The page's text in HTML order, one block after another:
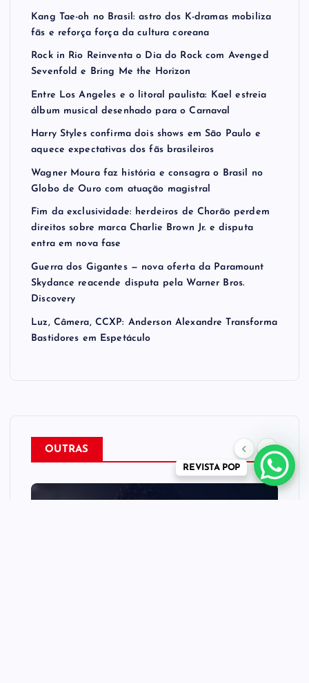
Kang Tae-oh no Brasil: astro dos K-dramas mobiliza
fãs e reforça força da cultura coreana
Rock in Rio Reinventa o Dia do Rock com Avenged
Sevenfold e Bring Me the Horizon
Entre Los Angeles e o litoral paulista: Kael estreia
álbum musical desenhado para o Carnaval
Harry Styles confirma dois shows em São Paulo e
aquece expectativas dos fãs brasileiros
Wagner Moura faz história e consagra o Brasil no
Globo de Ouro com atuação magistral
Fim da exclusividade: herdeiros de Chorão perdem
direitos sobre marca Charlie Brown Jr. e disputa
entra em nova fase
Guerra dos Gigantes — nova oferta da Paramount
Skydance reacende disputa pela Warner Bros.
Discovery
Luz, Câmera, CCXP: Anderson Alexandre Transforma
Bastidores em Espetáculo
OUTRAS
REVISTA POP